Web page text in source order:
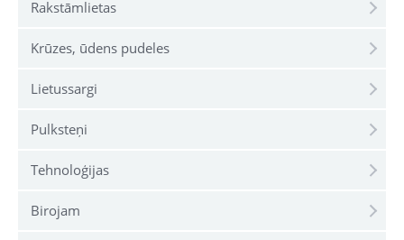
Rakstāmlietas
Krūzes, ūdens pudeles
Lietussargi
Pulksteņi
Tehnoloģijas
Birojam